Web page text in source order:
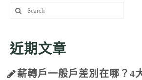
Search
for:
近期文章
薪轉戶一般戶差別在哪？4